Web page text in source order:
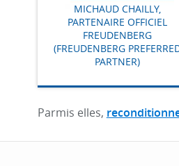
MICHAUD CHAILLY,
PARTENAIRE OFFICIEL
FREUDENBERG
(FREUDENBERG
PARTNER)
Parmis elles,